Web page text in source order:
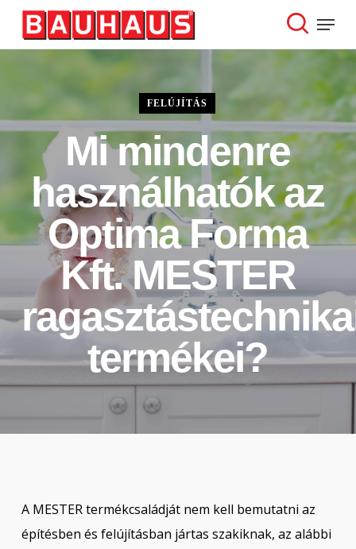
Skip
search
Menu
FELÚJÍTÁS
Mi mindenre
használhatók az
Optima Forma
Kft. MESTER
termékei?
A MESTER termékcsaládját nem kell bemutatni az
építésben és felújításban jártas szakiknak, az alábbi
Close